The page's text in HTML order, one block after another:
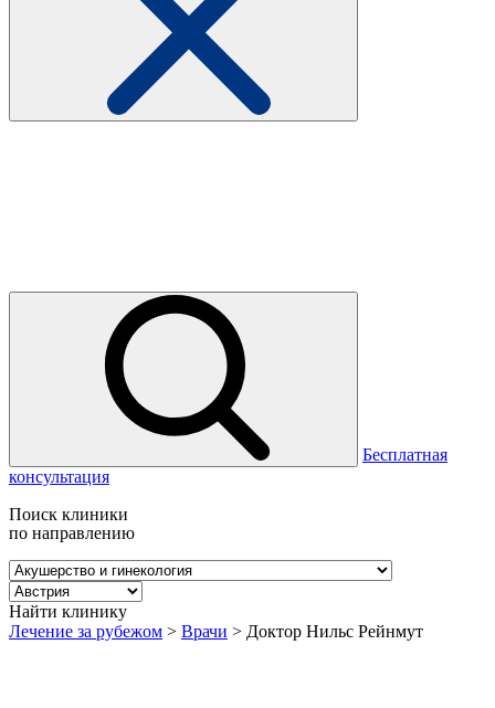
Бесплатная
консультация
Поиск клиники
по направлению
Найти клинику
Лечение за рубежом > Врачи > Доктор Нильс Рейнмут